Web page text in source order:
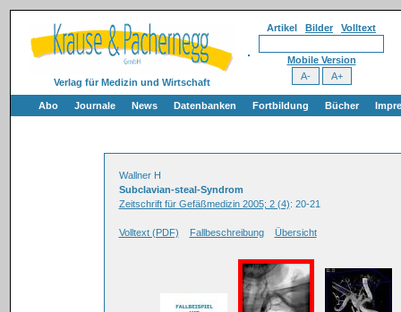
Verlag für Medizin und Wirtschaft
Artikel Bilder Volltext
Mobile Version
Abo Journale News Datenbanken Fortbildung Bücher
Wallner H
Subclavian-steal-Syndrom
Zeitschrift für Gefäßmedizin 2005; 2 (4): 20-21
Volltext (PDF) Fallbeschreibung Übersicht